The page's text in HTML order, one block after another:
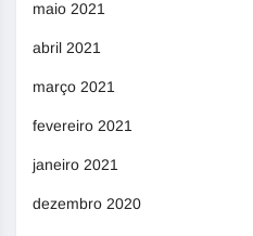
maio 2021
abril 2021
março 2021
fevereiro 2021
janeiro 2021
dezembro 2020